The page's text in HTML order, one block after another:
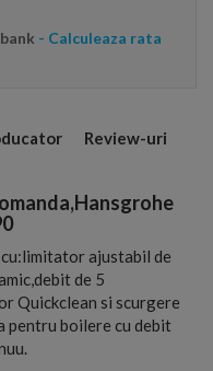
- Calculeaza rata
Review-uri
ajustabil de
de 5
Quickclean si scurgere
pentru boilere cu debit